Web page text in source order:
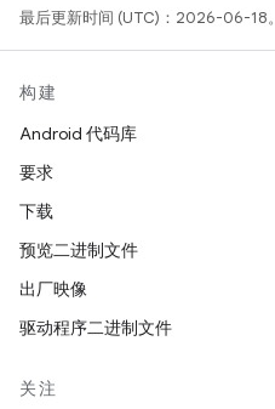
最后更新时间 (UTC)：2026-06-18。
构建
Android 代码库
要求
下载
预览二进制文件
出厂映像
驱动程序二进制文件
关注